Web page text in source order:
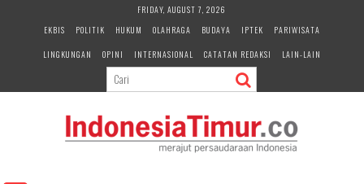
FRIDAY, AUGUST 7, 2026
EKBIS
POLITIK HUKUM OLAHRAGA BUDAYA IPTEK
PARIWISATA
LINGKUNGAN
OPINI INTERNASIONAL CATATAN REDAKSI LAIN-LAIN